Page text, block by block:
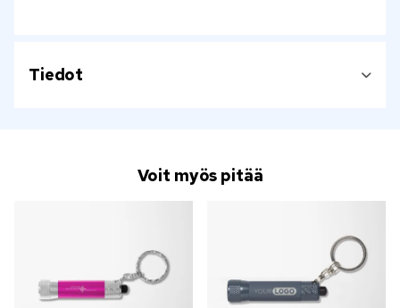
Tiedot
Voit myös pitää